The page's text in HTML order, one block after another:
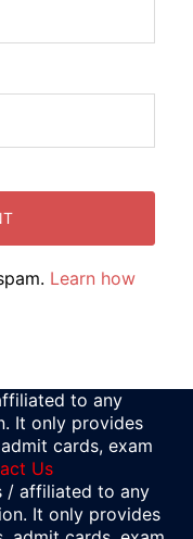
Learn how
to any
It only provides
cards, exam
Us
/ affiliated to any
It only provides